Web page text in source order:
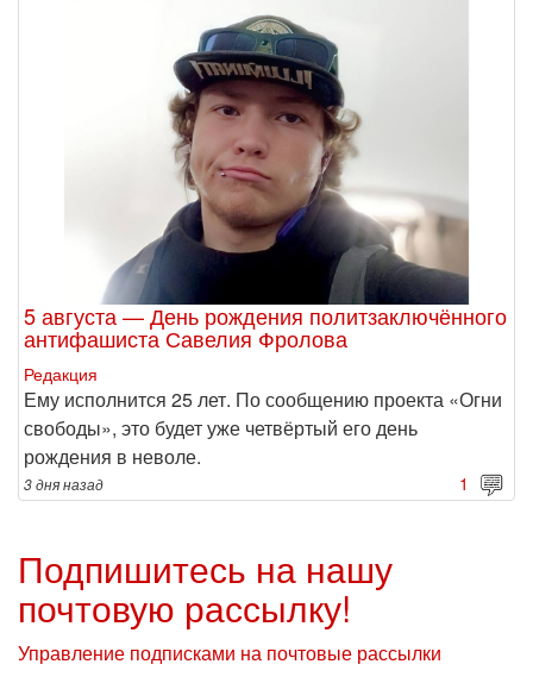
5 августа — День рождения политзаключённого
антифашиста Савелия Фролова
Редакция
Ему исполнится 25 лет. По сообщению проекта «Огни
свободы», это будет уже четвёртый его день
рождения в неволе.
3 дняназад 1
Подпишитесь на нашу
почтовую рассылку!
Управление подписками на почтовые рассылки